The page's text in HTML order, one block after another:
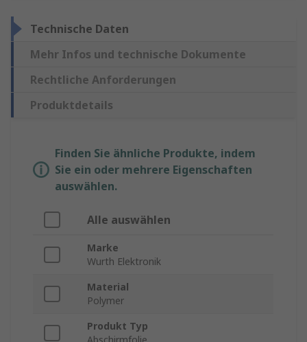
Technische Daten
Mehr Infos und technische Dokumente
Rechtliche Anforderungen
Produktdetails
Finden Sie ähnliche Produkte, indem
Sie ein oder mehrere Eigenschaften
auswählen.
Alle auswählen
Marke
Wurth Elektronik
Material
Polymer
Produkt Typ